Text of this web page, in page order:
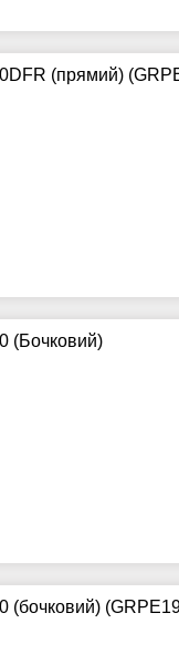
(прямий)
(Бочковий)
(бочковий)